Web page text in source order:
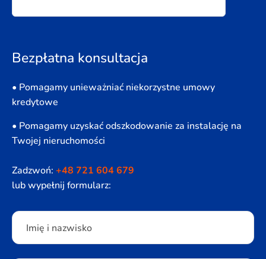
Bezpłatna konsultacja
• Pomagamy unieważniać niekorzystne umowy
kredytowe
• Pomagamy uzyskać odszkodowanie za instalację na
Twojej nieruchomości
Zadzwoń: +48 721 604 679
lub wypełnij formularz:
Please leave this field empty.
Imię i nazwisko